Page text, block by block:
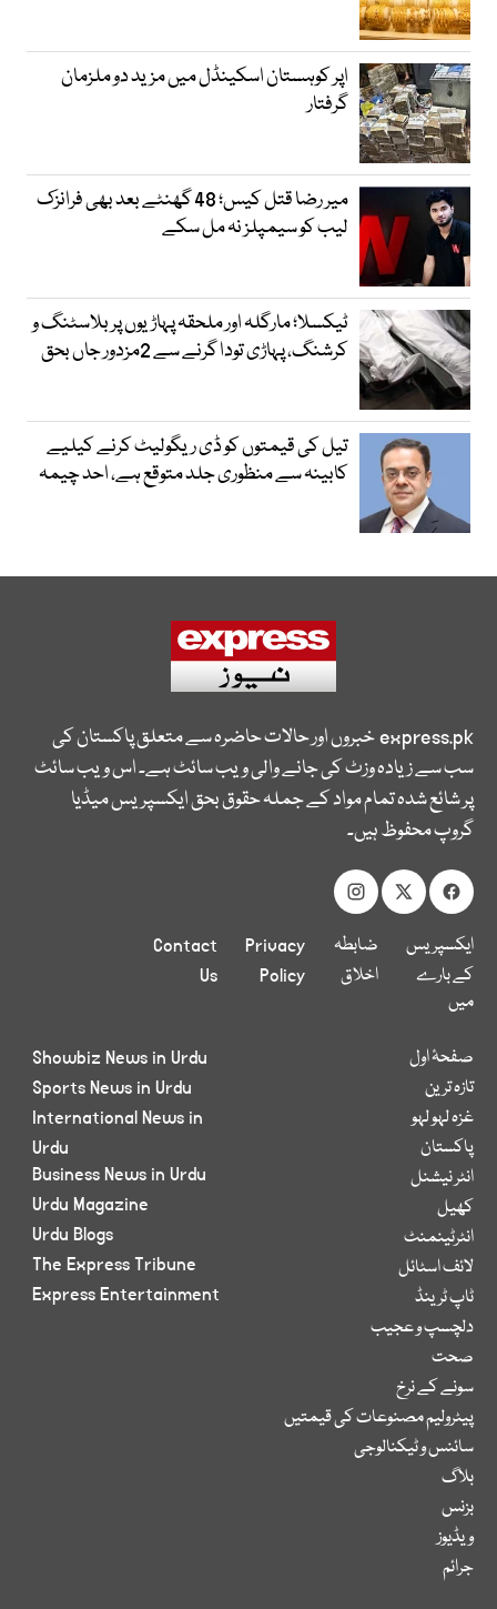
اپر کوہستان اسکینڈل میں مزید دو ملزمان
گرفتار
میر رضا قتل کیس؛ 48 گھنٹے بعد بھی فرانزک
لیب کو سیمپلز نہ مل سکے
ٹیکسلا؛ مارگلہ اور ملحقہ پہاڑیوں پر بلاسٹنگ و
کرشنگ، پہاڑی تودا گرنے سے 2مزدور جاں بحق
تیل کی قیمتوں کو ڈی ریگولیٹ کرنے کیلیے
کابینہ سے منظوری جلد متوقع ہے، احد چیمہ
express.pkخبروں اور حالات حاضرہ سے متعلق پاکستان کی
سب سے زیادہ وزٹ کی جانے والی ویب سائٹ ہے۔ اس ویب سائٹ
پر شائع شدہ تمام مواد کے جملہ حقوق بحق ایکسپریس میڈیا
گروپ محفوظ ہیں۔
ایکسپریس
کے بارے
میں
ضابطہ
اخلاق
Privacy
Policy
Contact
Us
صفحۂ اول
تازہ ترین
غزہ لہو لہو
پاکستان
انٹر نیشنل
کھیل
انٹرٹینمنٹ
لائف اسٹائل
ٹاپ ٹرینڈ
دلچسپ و عجیب
صحت
سونے کے نرخ
پیٹرولیم مصنوعات کی قیمتیں
سائنس و ٹیکنالوجی
بلاگ
بزنس
ویڈیوز
جرائم
Showbiz News in Urdu
Sports News in Urdu
International News in
Urdu
Business News in Urdu
Urdu Magazine
Urdu Blogs
The Express Tribune
Express Entertainment